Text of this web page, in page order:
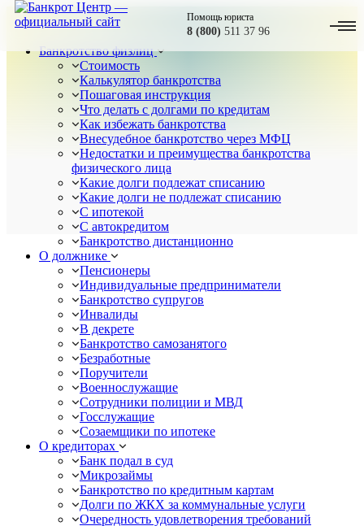
Помощь юриста
8 (800) 511 37 96
Банкротство физлиц
Стоимость
Калькулятор банкротства
Пошаговая инструкция
Что делать с долгами по кредитам
Как избежать банкротства
Внесудебное банкротство через МФЦ
Недостатки и преимущества банкротства
физического лица
Какие долги подлежат списанию
Какие долги не подлежат списанию
С ипотекой
С автокредитом
Банкротство дистанционно
О должнике
Пенсионеры
Индивидуальные предприниматели
Банкротство супругов
Инвалиды
В декрете
Банкротство самозанятого
Безработные
Поручители
Военнослужащие
Сотрудники полиции и МВД
Госслужащие
Созаемщики по ипотеке
О кредиторах
Банк подал в суд
Микрозаймы
Банкротство по кредитным картам
Долги по ЖКХ за коммунальные услуги
Очередность удовлетворения требований